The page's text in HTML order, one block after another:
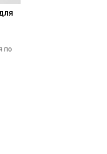
по